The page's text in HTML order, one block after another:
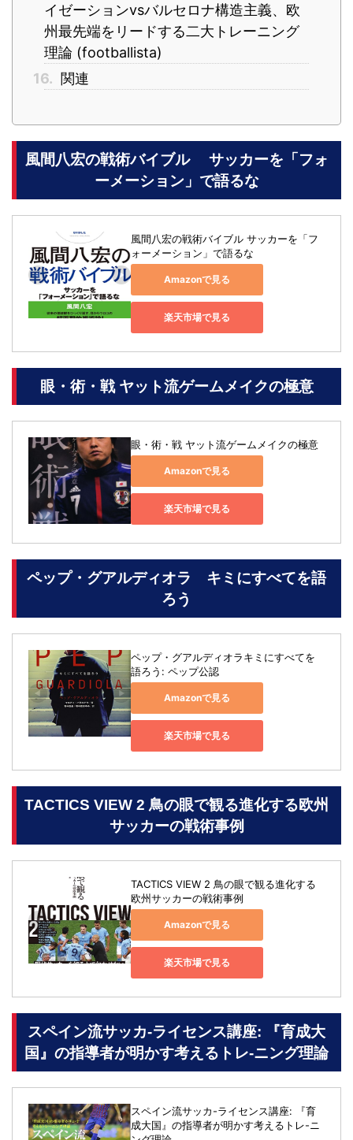
イゼーションvsバルセロナ構造主義、欧
州最先端をリードする二大トレーニング
理論 (footballista)
16. 関連
風間八宏の戦術バイブル サッカーを「フォ
ーメーション」で語るな
風間八宏の戦術バイブル サッカーを「フ
ォーメーション」で語るな
Amazonで見る
楽天市場で見る
眼・術・戦 ヤット流ゲームメイクの極意
眼・術・戦 ヤット流ゲームメイクの極意
Amazonで見る
楽天市場で見る
ペップ・グアルディオラ キミにすべてを語
ろう
ペップ・グアルディオラキミにすべてを
語ろう: ペップ公認
Amazonで見る
楽天市場で見る
TACTICS VIEW 2 鳥の眼で観る進化する欧州
サッカーの戦術事例
TACTICS VIEW 2 鳥の眼で観る進化する
欧州サッカーの戦術事例
Amazonで見る
楽天市場で見る
スペイン流サッカ-ライセンス講座: 『育成大
国』の指導者が明かす考えるトレ-ニング理論
スペイン流サッカ-ライセンス講座: 『育
成大国』の指導者が明かす考えるトレ-ニ